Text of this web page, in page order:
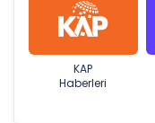
KAP
Haberleri